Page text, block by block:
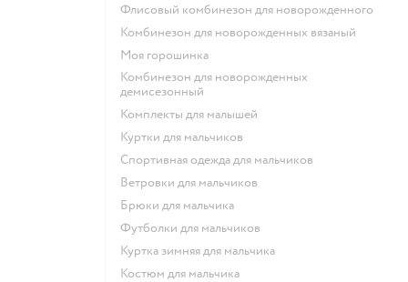
Флисовый комбинезон для новорожденного
Комбинезон для новорожденных вязаный
Моя горошинка
Комбинезон для новорожденных
демисезонный
Комплекты для малышей
Куртки для мальчиков
Спортивная одежда для мальчиков
Ветровки для мальчиков
Брюки для мальчика
Футболки для мальчиков
Куртка зимняя для мальчика
Костюм для мальчика